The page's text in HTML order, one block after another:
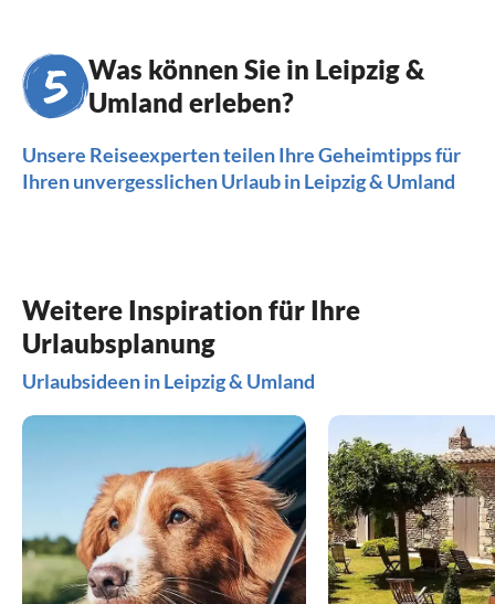
Was können Sie in Leipzig &
Umland erleben?
Unsere Reiseexperten teilen Ihre Geheimtipps für
Ihren unvergesslichen Urlaub in Leipzig & Umland
Weitere Inspiration für Ihre
Urlaubsplanung
Urlaubsideen in Leipzig & Umland